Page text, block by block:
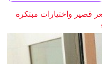
قصير واختيارات مبتكرة